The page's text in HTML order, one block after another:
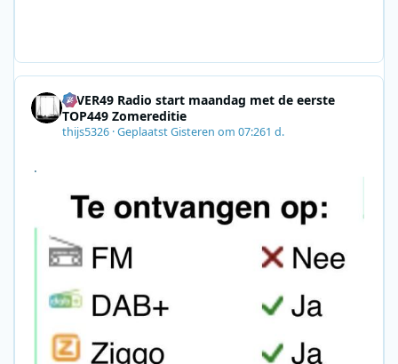
8F09201A140D&utm_source=SmartBrief
4EVER49 Radio start maandag met de eerste
TOP449 Zomereditie
thijs5326 ·GeplaatstGisteren om 07:261 d.
.